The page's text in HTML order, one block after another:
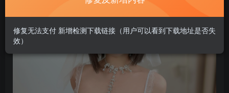
修复无法支付 新增检测下载链接（用户可以看到下载地址是否失
效）